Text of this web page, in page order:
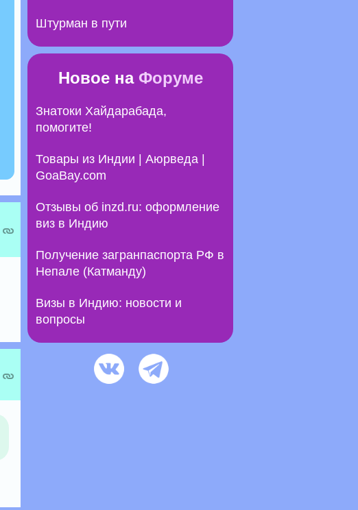
Штурман в пути
Новое на Форуме
Знатоки Хайдарабада,
помогите!
Товары из Индии | Аюрведа |
GoaBay.com
Отзывы об inzd.ru: оформление
виз в Индию
Получение загранпаспорта РФ в
Непале (Катманду)
Визы в Индию: новости и
вопросы